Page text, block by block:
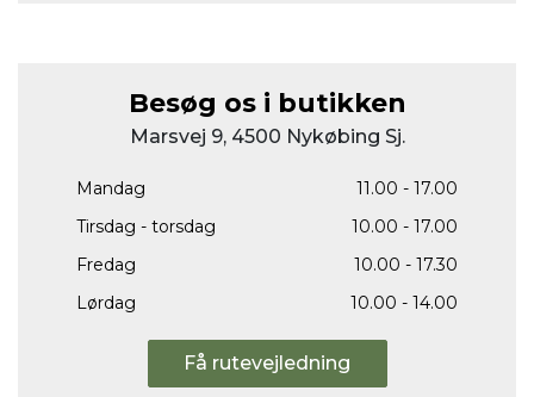
Besøg os i butikken
Marsvej 9, 4500 Nykøbing Sj.
Mandag
11.00 - 17.00
Tirsdag - torsdag
10.00 - 17.00
Fredag
10.00 - 17.30
Lørdag
10.00 - 14.00
Få rutevejledning